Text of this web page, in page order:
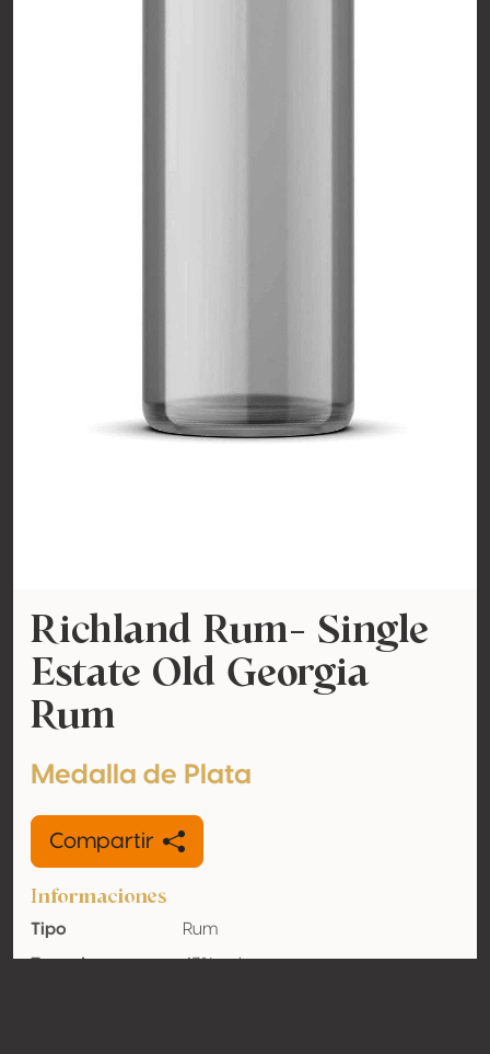
Richland Rum- Single
Estate Old Georgia
Rum
Medalla de Plata
Compartir
Informaciones
Tipo
Rum
Tasa de
43% vol